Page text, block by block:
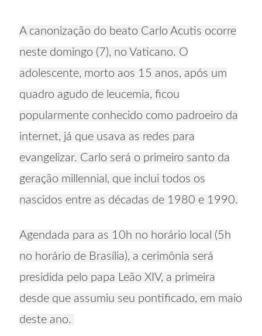
A canonização do beato Carlo Acutis ocorre
neste domingo (7), no Vaticano. O
adolescente, morto aos 15 anos, após um
quadro agudo de leucemia, ficou
popularmente conhecido como padroeiro da
internet, já que usava as redes para
evangelizar. Carlo será o primeiro santo da
geração millennial, que inclui todos os
nascidos entre as décadas de 1980 e 1990.
Agendada para as 10h no horário local (5h
no horário de Brasília), a cerimônia será
presidida pelo papa Leão XIV, a primeira
desde que assumiu seu pontificado, em maio
deste ano.